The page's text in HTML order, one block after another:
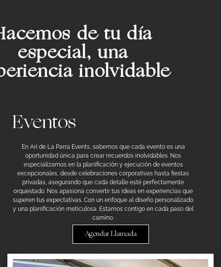
de tu día
especial, una
inolvidable
Eventos
En Ari de La Parra Events, sabemos que cada evento es una
oportunidad única para crear recuerdos inolvidables. Nos
especializamos en la planificación y ejecución de eventos
excepcionales, desde celebraciones corporativas hasta fiestas
privadas, asegurando que cada detalle esté perfectamente
orquestado. Nos apasiona convertir tus ideas en experiencias que
superen tus expectativas. Con un enfoque al diseño personalizado
y una planificación meticulosa. Estamos contigo en cada paso del
camino.
Agendar Llamada